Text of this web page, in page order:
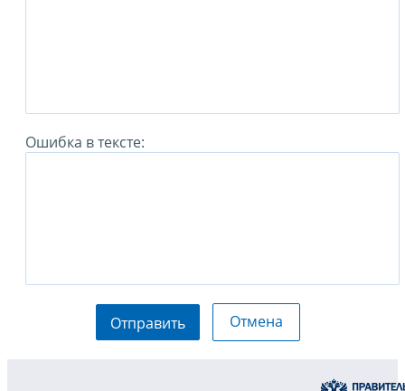
Ошибка в тексте:
Отправить Отмена